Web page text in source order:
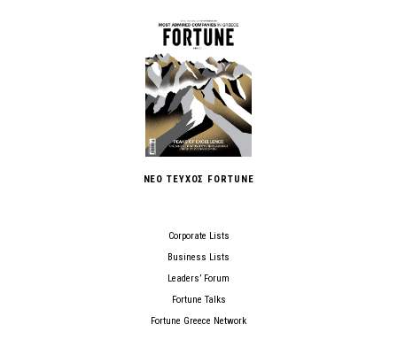
ΝΕΟ ΤΕΥΧΟΣ FORTUNE
Corporate Lists
Business Lists
Leaders’ Forum
Fortune Talks
Fortune Greece Network